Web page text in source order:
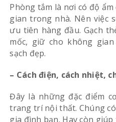
Phòng tắm là nơi có độ
gian trong nhà. Nên việc
ưu tiên hàng đầu. Gạch
mốc, giữ cho không
sạch đẹp.
– Cách điện, cách nhiệt,
Đây là những đặc điểm
trang trí nội thất. Chúng
gia đình bạn. Hay còn